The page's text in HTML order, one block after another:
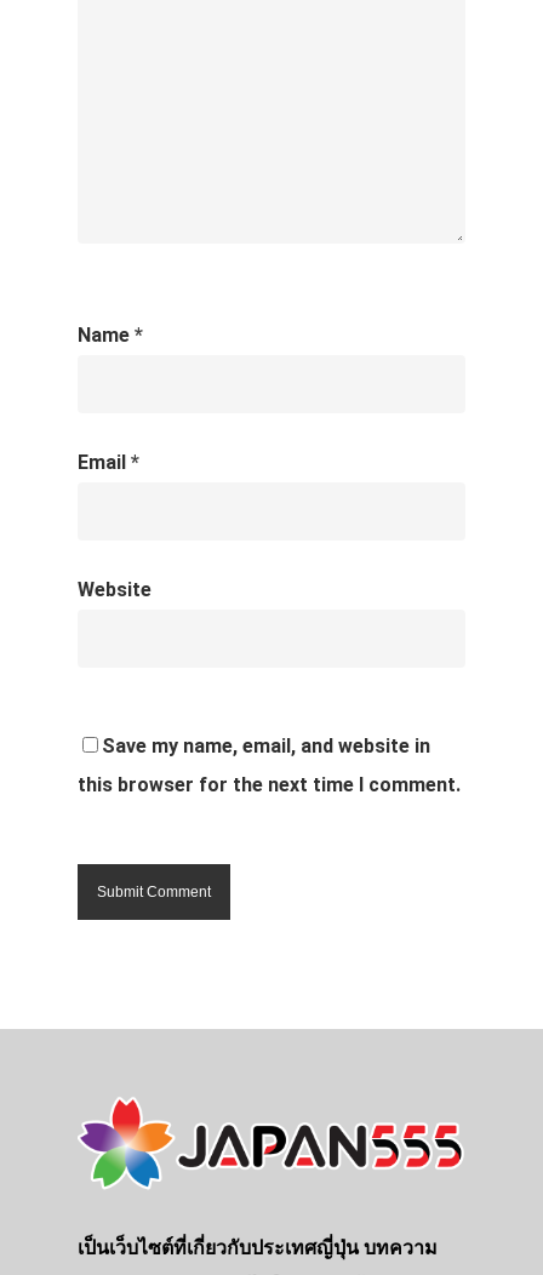
Name *
Email *
Website
Save my name, email, and website in
this browser for the next time I comment.
เป็นเว็บไซต์ที่เกี่ยวกับประเทศญี่ปุ่น บทความ